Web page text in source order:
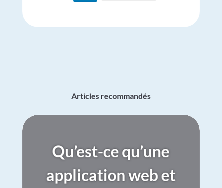
Articles recommandés
Qu’est-ce qu’une
application web et